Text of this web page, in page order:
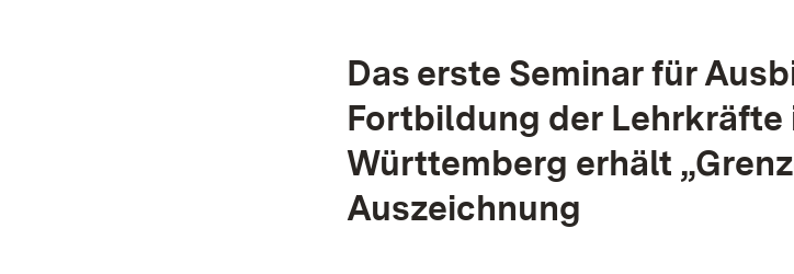
Das erste Seminar für
Fortbildung der Lehrkräfte
Württemberg erhält
Auszeichnung